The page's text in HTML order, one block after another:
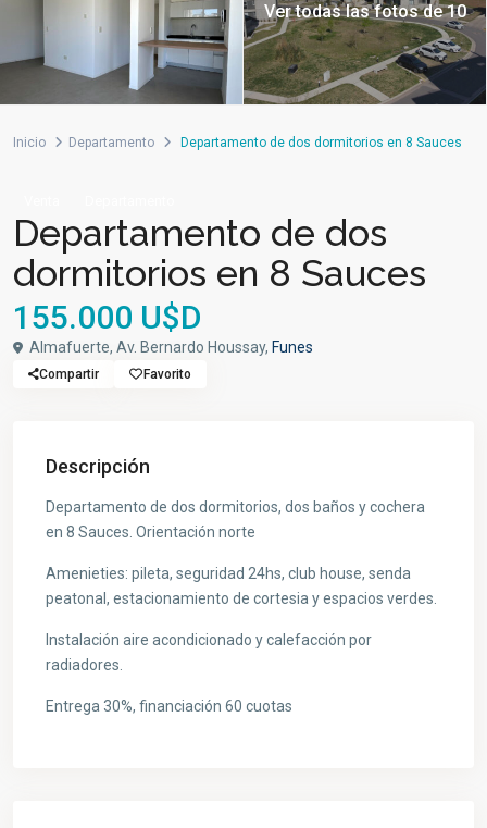
Ver todas las fotos de 10
Inicio Departamento Departamento de dos dormitorios en 8 Sauces
Departamento de dos
dormitorios en 8 Sauces
155.000 U$D
Almafuerte, Av. Bernardo Houssay, Funes
Compartir Favorito
Descripción
Departamento de dos dormitorios, dos baños y cochera
en 8 Sauces. Orientación norte
Amenieties: pileta, seguridad 24hs, club house, senda
peatonal, estacionamiento de cortesia y espacios verdes.
Instalación aire acondicionado y calefacción por
radiadores.
Entrega 30%, financiación 60 cuotas